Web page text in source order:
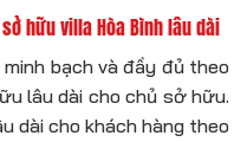
hữu villa Hòa Bình lâu dài
bạch và đầy đủ theo
lâu dài cho chủ sở hữu.
dài cho khách hàng theo